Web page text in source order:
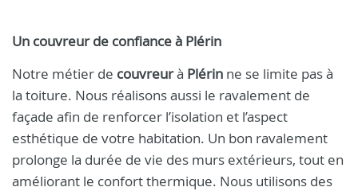
Un couvreurde confiance à Plérin
Notre métier de couvreurà Plérin ne se limite pas à
la toiture. Nous réalisons aussi le ravalement de
façade afin de renforcer l’isolation et l’aspect
esthétique de votre habitation. Un bon ravalement
prolonge la durée de vie des murs extérieurs, tout en
améliorant le confort thermique. Nous utilisons des